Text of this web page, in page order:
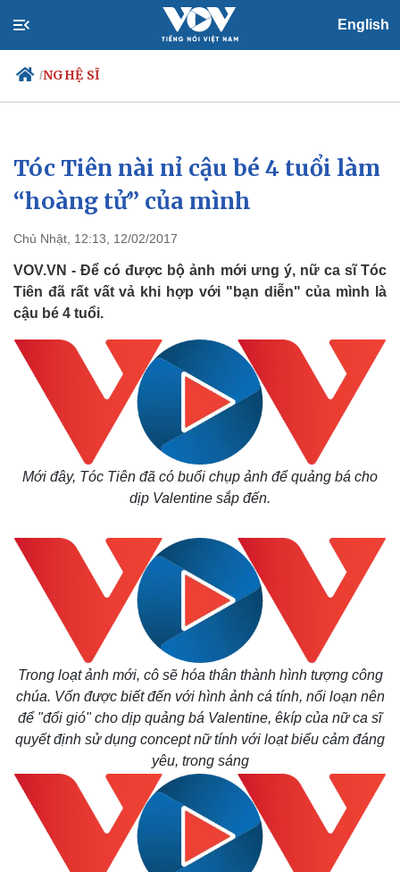
English
/NGHỆ SĨ
Chính trị
Đảng
Tổ chức nhân sự
Nhận diện sự thật
Xã hội
Tin 24h
Dự báo thời tiết
Việc làm
Biển đảo
Tóc Tiên nài nỉ cậu bé 4 tuổi làm
“hoàng tử” của mình
Chủ Nhật, 12:13, 12/02/2017
VOV.VN - Để có được bộ ảnh mới ưng ý, nữ ca sĩ Tóc
Tiên đã rất vất vả khi hợp với "bạn diễn" của mình là
cậu bé 4 tuổi.
Mới đây, Tóc Tiên đã có buổi chụp ảnh để quảng bá cho
dịp Valentine sắp đến.
Trong loạt ảnh mới, cô sẽ hóa thân thành hình tượng công
chúa. Vốn được biết đến với hình ảnh cá tính, nổi loạn nên
để "đổi gió" cho dịp quảng bá Valentine, êkíp của nữ ca sĩ
quyết định sử dụng concept nữ tính với loạt biểu cảm đáng
yêu, trong sáng